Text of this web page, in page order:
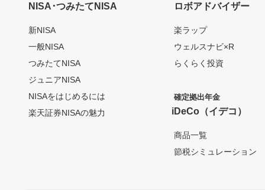
NISA･つみたてNISA
新NISA
一般NISA
つみたてNISA
ジュニアNISA
NISAをはじめるには
楽天証券NISAの魅力
ロボアドバイザー
楽ラップ
ウェルスナビ×R
らくらく投資
確定拠出年金
iDeCo（イデコ）
商品一覧
節税シミュレーション